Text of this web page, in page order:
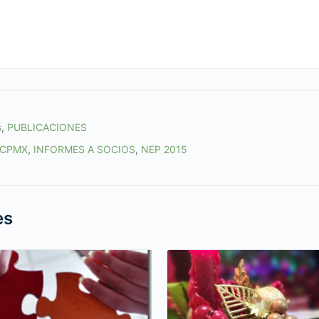
, PUBLICACIONES
, INFORMES A SOCIOS, NEP 2015